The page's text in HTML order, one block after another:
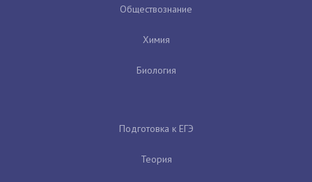
Обществознание
Химия
Биология
Подготовка к ЕГЭ
Теория